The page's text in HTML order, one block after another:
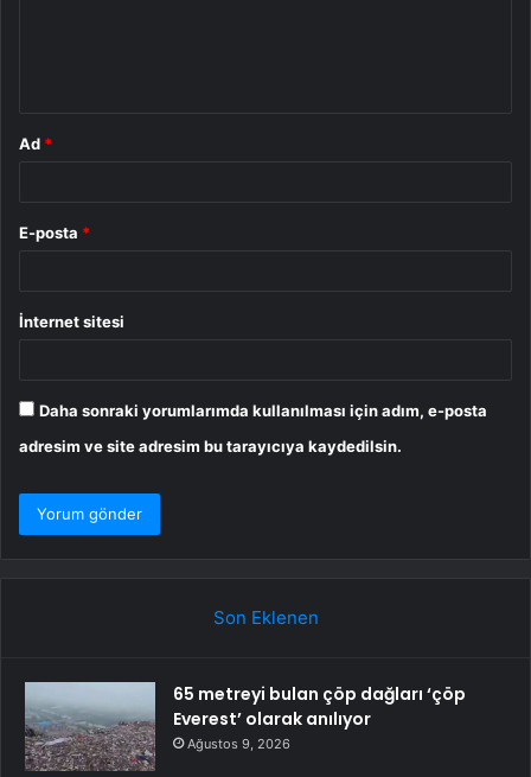
Ad *
E-posta *
İnternet sitesi
Daha sonraki yorumlarımda kullanılması için adım, e-posta
adresim ve site adresim bu tarayıcıya kaydedilsin.
Son Eklenen
65 metreyi bulan çöp dağları ‘çöp
Everest’ olarak anılıyor
Ağustos 9, 2026